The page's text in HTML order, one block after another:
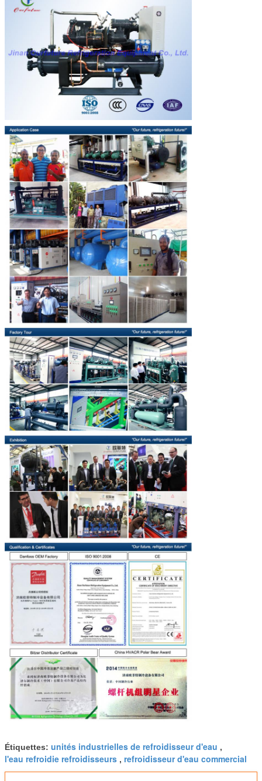
Étiquettes: unités industrielles de refroidisseur d'eau ,
l'eau refroidie refroidisseurs , refroidisseur d'eau commercial